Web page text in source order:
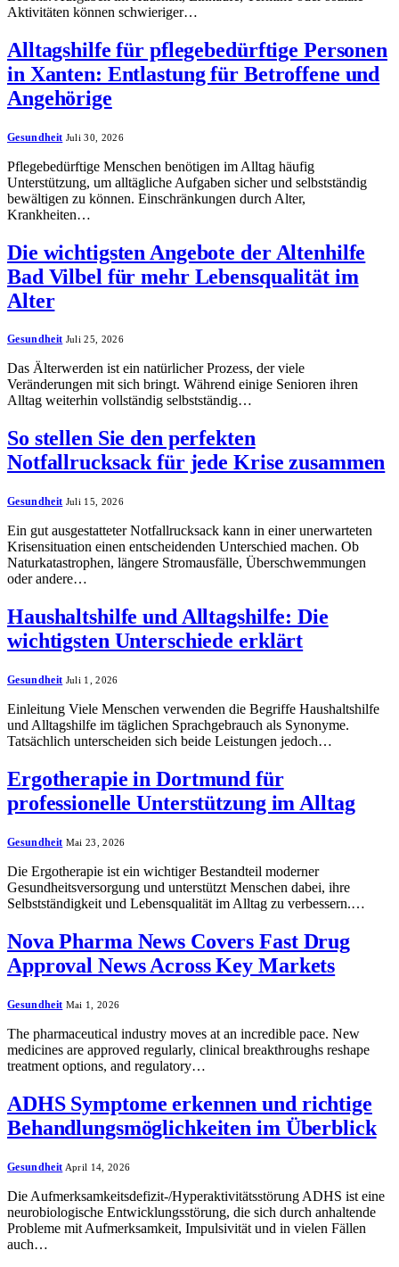
Aktivitäten können schwieriger…
Alltagshilfe für pflegebedürftige Personen
in Xanten: Entlastung für Betroffene und
Angehörige
Gesundheit Juli 30, 2026
Pflegebedürftige Menschen benötigen im Alltag häufig
Unterstützung, um alltägliche Aufgaben sicher und selbstständig
bewältigen zu können. Einschränkungen durch Alter,
Krankheiten…
Die wichtigsten Angebote der Altenhilfe
Bad Vilbel für mehr Lebensqualität im
Alter
Gesundheit Juli 25, 2026
Das Älterwerden ist ein natürlicher Prozess, der viele
Veränderungen mit sich bringt. Während einige Senioren ihren
Alltag weiterhin vollständig selbstständig…
So stellen Sie den perfekten
Notfallrucksack für jede Krise zusammen
Gesundheit Juli 15, 2026
Ein gut ausgestatteter Notfallrucksack kann in einer unerwarteten
Krisensituation einen entscheidenden Unterschied machen. Ob
Naturkatastrophen, längere Stromausfälle, Überschwemmungen
oder andere…
Haushaltshilfe und Alltagshilfe: Die
wichtigsten Unterschiede erklärt
Gesundheit Juli 1, 2026
Einleitung Viele Menschen verwenden die Begriffe Haushaltshilfe
und Alltagshilfe im täglichen Sprachgebrauch als Synonyme.
Tatsächlich unterscheiden sich beide Leistungen jedoch…
Ergotherapie in Dortmund für
professionelle Unterstützung im Alltag
Gesundheit Mai 23, 2026
Die Ergotherapie ist ein wichtiger Bestandteil moderner
Gesundheitsversorgung und unterstützt Menschen dabei, ihre
Selbstständigkeit und Lebensqualität im Alltag zu verbessern.…
Nova Pharma News Covers Fast Drug
Approval News Across Key Markets
Gesundheit Mai 1, 2026
The pharmaceutical industry moves at an incredible pace. New
medicines are approved regularly, clinical breakthroughs reshape
treatment options, and regulatory…
ADHS Symptome erkennen und richtige
Behandlungsmöglichkeiten im Überblick
Gesundheit April 14, 2026
Die Aufmerksamkeitsdefizit-/Hyperaktivitätsstörung ADHS ist eine
neurobiologische Entwicklungsstörung, die sich durch anhaltende
Probleme mit Aufmerksamkeit, Impulsivität und in vielen Fällen
auch…